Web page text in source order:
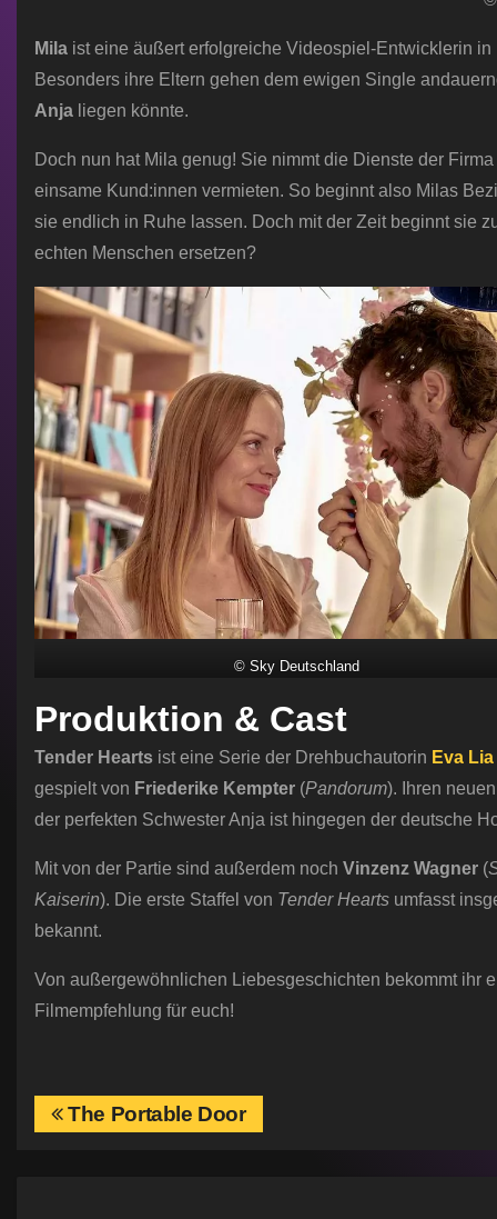
Mila ist eine äußert erfolgreiche Videospiel-Entwicklerin
Besonders ihre Eltern gehen dem ewigen Single
Anja liegen könnte.
Doch nun hat Mila genug! Sie nimmt die Dienste der
einsame Kund:innen vermieten. So beginnt also Milas
sie endlich in Ruhe lassen. Doch mit der Zeit beginnt sie
echten Menschen ersetzen?
© Sky Deutschland
Produktion & Cast
Tender Hearts ist eine Serie der Drehbuchautorin Eva
gespielt von Friederike Kempter (Pandorum). Ihren
der perfekten Schwester Anja ist hingegen der deutsche
Mit von der Partie sind außerdem noch Vinzenz Wagner (
Kaiserin). Die erste Staffel von Tender Hearts umfasst
bekannt.
Von außergewöhnlichen Liebesgeschichten bekommt ihr
Filmempfehlung für euch!
BThe Portable Door